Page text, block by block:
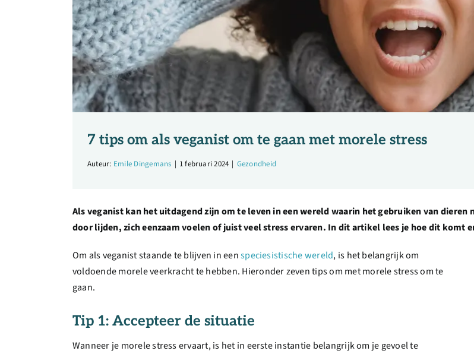
7 tips om als veganist om te gaan met morele stress
Auteur: Emile Dingemans | 1 februari 2024 | Gezondheid
Als veganist kan het uitdagend zijn om te leven in een wereld waarin het gebruiken van
door lijden, zich eenzaam voelen of juist veel stress ervaren. In dit artikel lees je hoe dit komt
Om als veganist staande te blijven in eenspeciesistische wereld, is het belangrijk om
voldoende morele veerkracht te hebben. Hieronder zeven tips om met morele stress om te
gaan.
Tip 1: Accepteer de situatie
Wanneer je morele stress ervaart, is het in eerste instantie belangrijk om je gevoel te